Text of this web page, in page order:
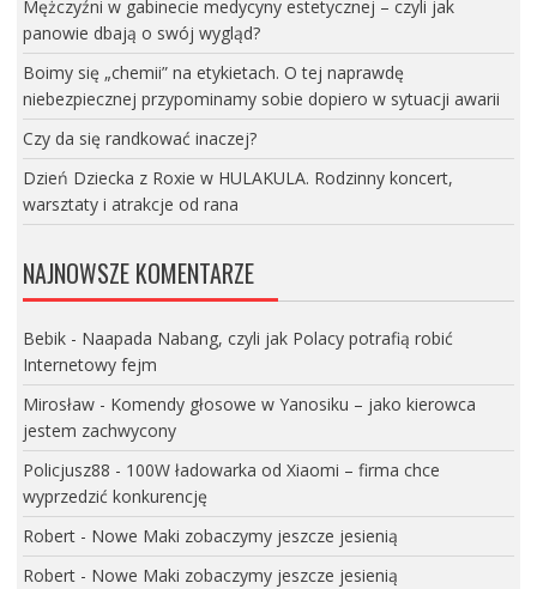
Mężczyźni w gabinecie medycyny estetycznej – czyli jak
panowie dbają o swój wygląd?
Boimy się „chemii” na etykietach. O tej naprawdę
niebezpiecznej przypominamy sobie dopiero w sytuacji awarii
Czy da się randkować inaczej?
Dzień Dziecka z Roxie w HULAKULA. Rodzinny koncert,
warsztaty i atrakcje od rana
NAJNOWSZE KOMENTARZE
Bebik- Naapada Nabang, czyli jak Polacy potrafią robić
Internetowy fejm
Mirosław- Komendy głosowe w Yanosiku – jako kierowca
jestem zachwycony
Policjusz88 - 100W ładowarka od Xiaomi – firma chce
wyprzedzić konkurencję
Robert- Nowe Maki zobaczymy jeszcze jesienią
Robert- Nowe Maki zobaczymy jeszcze jesienią